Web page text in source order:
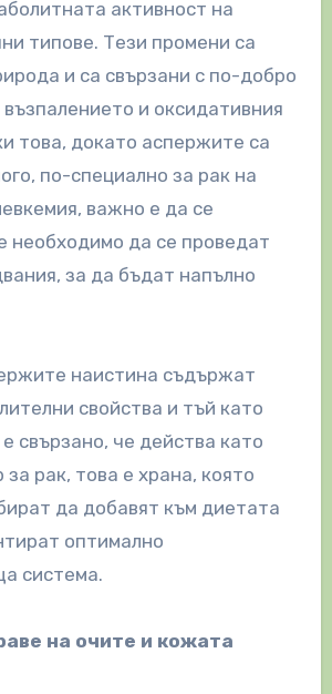
активност на
типове. Тези промени са
и са свързани с по-добро
възпалението и оксидативния
това, докато аспержите са
по-специално за рак на
важно е да се
необходимо да се проведат
за да бъдат напълно
наистина съдържат
свойства и тъй като
свързано, че действа като
за рак, това е храна, която
да добавят към диетата
оптимално
система.
на очите и кожата